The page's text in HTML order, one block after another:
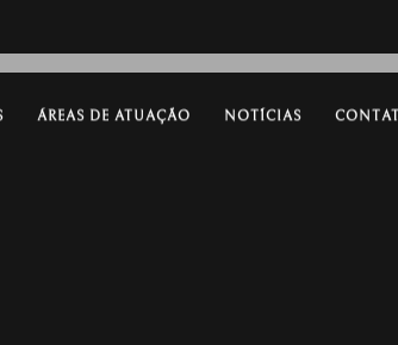
ÁREAS DE ATUAÇÃO NOTÍCIAS